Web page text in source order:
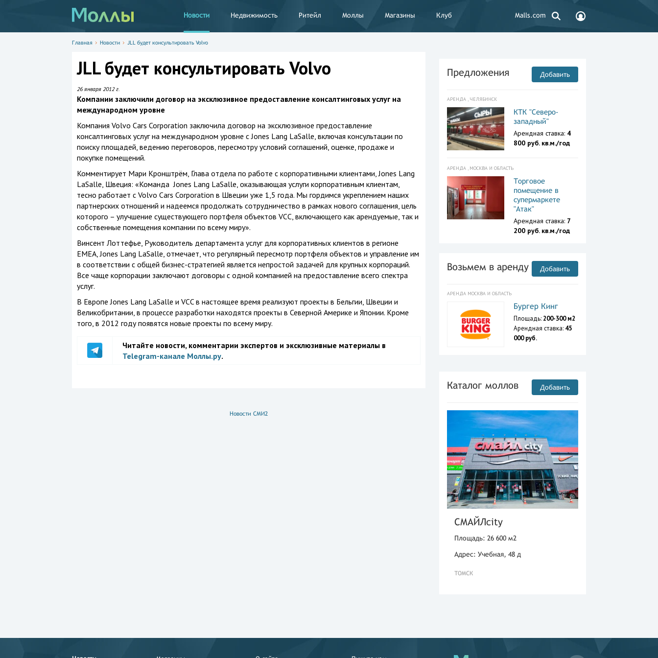
Новости Недвижимость Ритейл Моллы Магазины Клуб Malls.com
Главная Новости JLL будет консультировать Volvo
JLL будет консультировать Volvo
26 января 2012 г.
Компании заключили договор на эксклюзивное предоставление консалтинговых услуг на
международном уровне
Компания Volvo Cars Corporation заключила договор на эксклюзивное предоставление
консалтинговых услуг на международном уровне с Jones Lang LaSalle, включая консультации по
поиску площадей, ведению переговоров, пересмотру условий соглашений, оценке, продаже и
покупке помещений.
Комментирует Мари Кронштрём, Глава отдела по работе с корпоративными клиентами, Jones Lang
LaSalle, Швеция: «Команда Jones Lang LaSalle, оказывающая услуги корпоративным клиентам,
тесно работает с Volvo Cars Corporation в Швеции уже 1,5 года. Мы гордимся укреплением наших
партнерских отношений и надеемся продолжать сотрудничество в рамках нового соглашения, цель
которого – улучшение существующего портфеля объектов VCC, включающего как арендуемые, так и
собственные помещения компании по всему миру».
Винсент Лоттефье, Руководитель департамента услуг для корпоративных клиентов в регионе
EMEA, Jones Lang LaSalle, отмечает, что регулярный пересмотр портфеля объектов и управление им
в соответствии с общей бизнес-стратегией является непростой задачей для крупных корпораций.
Все чаще корпорации заключают договоры с одной компанией на предоставление всего спектра
услуг.
В Европе Jones Lang LaSalle и VCC в настоящее время реализуют проекты в Бельгии, Швеции и
Великобритании, в процессе разработки находятся проекты в Северной Америке и Японии. Кроме
того, в 2012 году появятся новые проекты по всему миру.
Читайте новости, комментарии экспертов и эксклюзивные материалы в
Telegram-канале Моллы.ру.
Новости СМИ2
Предложения Добавить
АРЕНДА , ЧЕЛЯБИНСК
КТК "Северо-
западный"
Арендная ставка: 4
800 руб. кв.м./год
АРЕНДА , МОСКВА И ОБЛАСТЬ
Торговое
помещение в
супермаркете
"Атак"
Арендная ставка: 7
200 руб. кв.м./год
Возьмем в аренду Добавить
АРЕНДА МОСКВА И ОБЛАСТЬ
Бургер Кинг
Площадь: 200-300 м2
Арендная ставка: 45
000 руб.
Каталог моллов Добавить
СМАЙЛcity
Площадь: 26 600 м2
Адрес: Учебная, 48 д
ТОМСК